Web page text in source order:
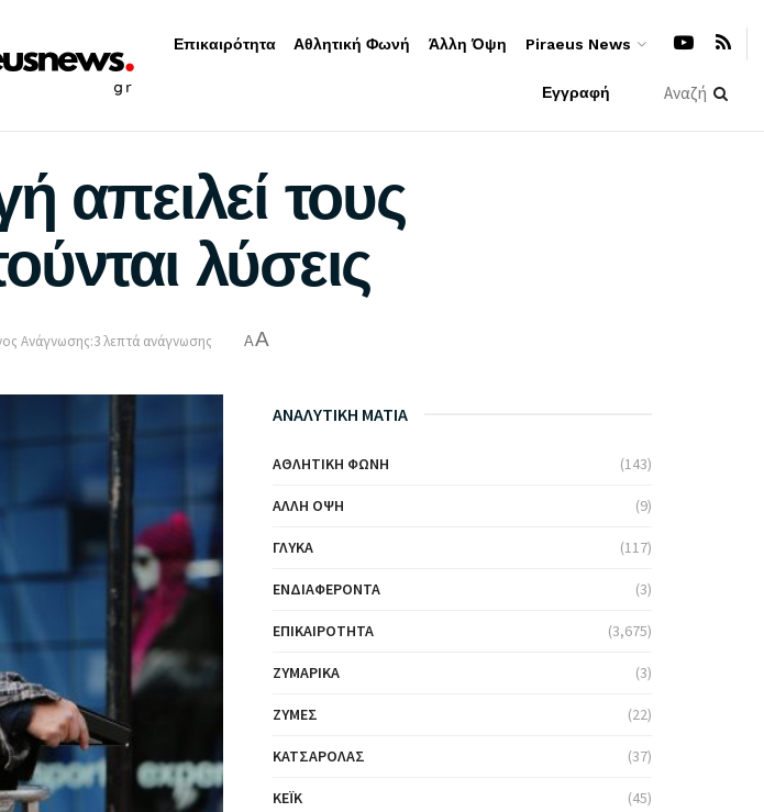
Επικαιρότητα Αθλητική Φωνή Άλλη Όψη Piraeus News
Εγγραφή
απειλεί τους
λύσεις
Ανάγνωσης:3 λεπτά ανάγνωσης AA
ΑΝΑΛΥΤΙΚΗ ΜΑΤΙΑ
ΑΘΛΗΤΙΚΉ ΦΩΝΉ (143)
ΆΛΛΗ ΌΨΗ (9)
ΓΛΥΚΆ (117)
ΕΝΔΙΑΦΈΡΟΝΤΑ (3)
ΕΠΙΚΑΙΡΌΤΗΤΑ (3,675)
ΖΥΜΑΡΙΚΆ (3)
ΖΎΜΕΣ (22)
ΚΑΤΣΑΡΌΛΑΣ (37)
ΚΈΙΚ (45)